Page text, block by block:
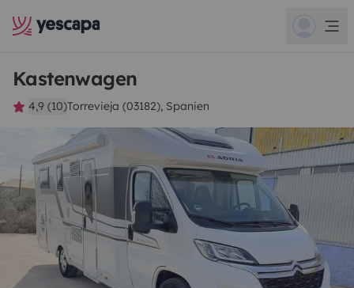
Kastenwagen
4,9 (10)Torrevieja (03182), Spanien